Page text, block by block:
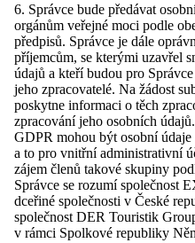
6. Správce bude předávat
orgánům veřejné moci podle
předpisů. Správce je dále
příjemcům, se kterými uzavřel
údajů a kteří budou pro
jeho zpracovatelé. Na žádost
poskytne informaci o těch
zpracování jeho osobních
GDPR mohou být osobní
a to pro vnitřní administrativní
zájem členů takové skupiny
Správce se rozumí společnost
dceřiné společnosti v České
společnost DER Touristik
v rámci Spolkové republiky